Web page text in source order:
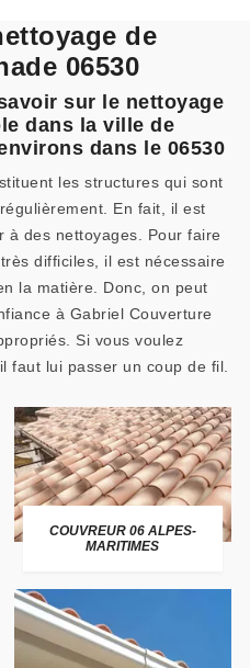
de
06530
sur le nettoyage
dans la ville de
dans le 06530
les structures qui sont
En fait, il est
à des nettoyages. Pour faire
difficiles, il est nécessaire
la matière. Donc, on peut
à Gabriel Couverture
Si vous voulez
faut lui passer un coup de fil.
COUVREUR 06 ALPES-
MARITIMES